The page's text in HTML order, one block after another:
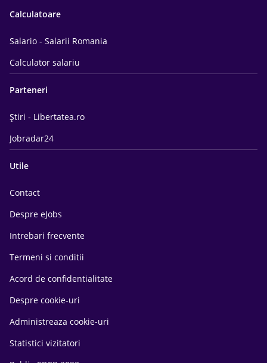
Calculatoare
Salario - Salarii Romania
Calculator salariu
Parteneri
Știri - Libertatea.ro
Jobradar24
Utile
Contact
Despre eJobs
Intrebari frecvente
Termeni si conditii
Acord de confidentialitate
Despre cookie-uri
Administreaza cookie-uri
Statistici vizitatori